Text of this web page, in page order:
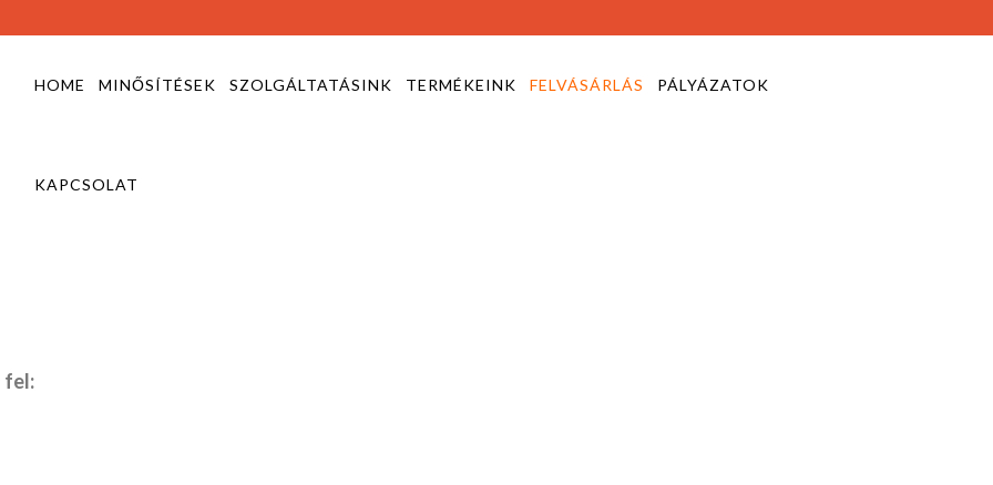
HOME MINŐSÍTÉSEK SZOLGÁLTATÁSINK TERMÉKEINK FELVÁSÁRLÁS PÁLYÁZATOK
KAPCSOLAT
fel: